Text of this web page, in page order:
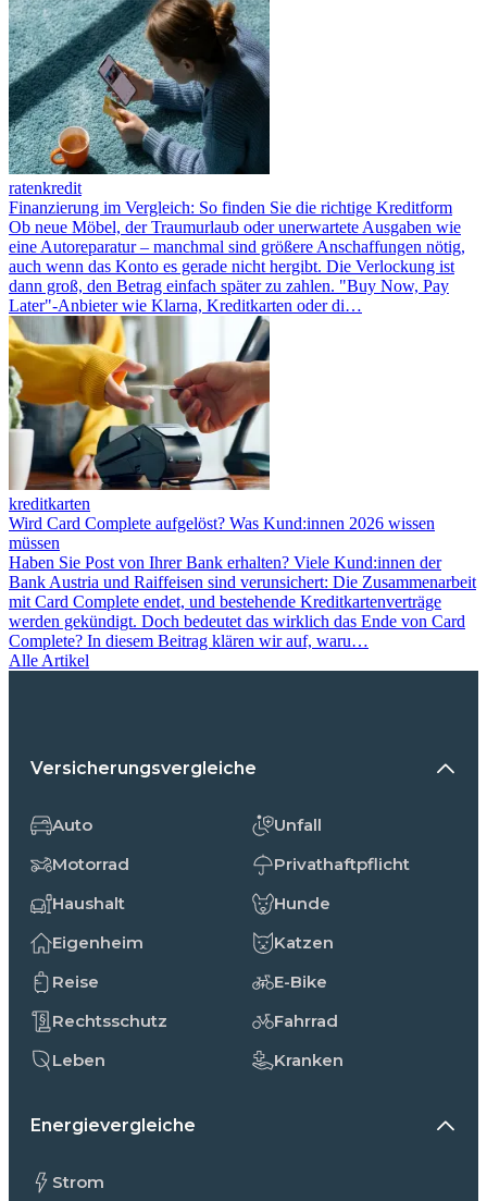
ratenkredit
Finanzierung im Vergleich: So finden Sie die richtige Kreditform
Ob neue Möbel, der Traumurlaub oder unerwartete Ausgaben wie
eine Autoreparatur – manchmal sind größere Anschaffungen nötig,
auch wenn das Konto es gerade nicht hergibt. Die Verlockung ist
dann groß, den Betrag einfach später zu zahlen. "Buy Now, Pay
Later"-Anbieter wie Klarna, Kreditkarten oder di…
kreditkarten
Wird Card Complete aufgelöst? Was Kund:innen 2026 wissen
müssen
Haben Sie Post von Ihrer Bank erhalten? Viele Kund:innen der
Bank Austria und Raiffeisen sind verunsichert: Die Zusammenarbeit
mit Card Complete endet, und bestehende Kreditkartenverträge
werden gekündigt. Doch bedeutet das wirklich das Ende von Card
Complete? In diesem Beitrag klären wir auf, waru…
Alle Artikel
Versicherungsvergleiche
Auto
Motorrad
Haushalt
Eigenheim
Reise
Rechtsschutz
Leben
Unfall
Privathaftpflicht
Hunde
Katzen
E-Bike
Fahrrad
Kranken
Energievergleiche
Strom